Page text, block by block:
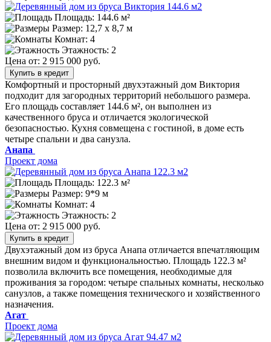
Площадь: 144.6 м²
Размер: 12,7 х 8,7 м
Комнат: 4
Этажность: 2
Цена от: 2 915 000 руб.
Купить в кредит
Комфортный и просторный двухэтажный дом Виктория
подходит для загородных территорий небольшого размера.
Его площадь составляет 144.6 м², он выполнен из
качественного бруса и отличается экологической
безопасностью. Кухня совмещена с гостиной, в доме есть
четыре спальни и два санузла.
Анапа
Проект дома
Площадь: 122.3 м²
Размер: 9*9 м
Комнат: 4
Этажность: 2
Цена от: 2 915 000 руб.
Купить в кредит
Двухэтажный дом из бруса Анапа отличается впечатляющим
внешним видом и функциональностью. Площадь 122.3 м²
позволила включить все помещения, необходимые для
проживания за городом: четыре спальных комнаты, несколько
санузлов, а также помещения технического и хозяйственного
назначения.
Агат
Проект дома